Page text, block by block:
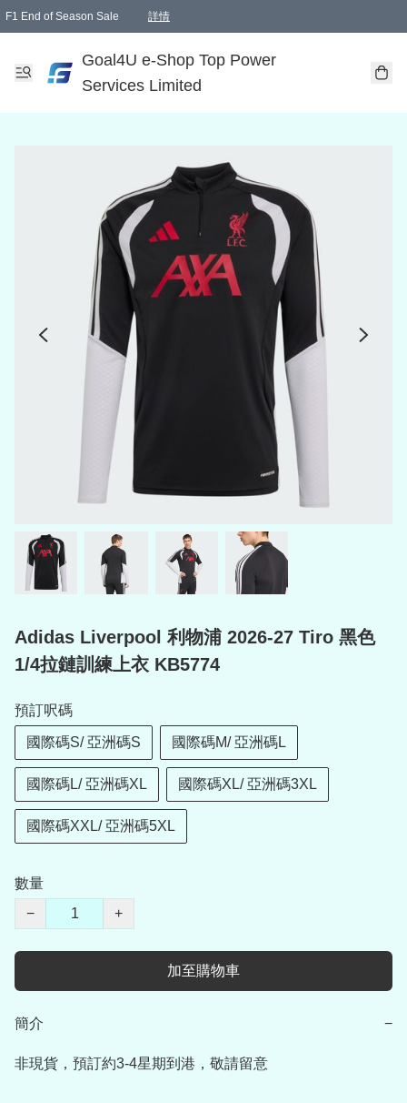
F1 End of Season Sale 詳情
Goal4U e-Shop Top Power
Services Limited
Adidas Liverpool 利物浦 2026-27 Tiro 黑色
1/4拉鏈訓練上衣 KB5774
預訂呎碼
國際碼S/ 亞洲碼S 國際碼M/ 亞洲碼L
國際碼L/ 亞洲碼XL 國際碼XL/ 亞洲碼3XL
國際碼XXL/ 亞洲碼5XL
數量
−
+
加至購物車
簡介 −
非現貨，預訂約3-4星期到港，敬請留意